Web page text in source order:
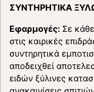
ΣΥΝΤΗΡΗΤΙΚΑ
Εφαρμογές: Σε
στις καιρικές
συντηρητικά
αποδειχθεί
ειδών ξύλινες